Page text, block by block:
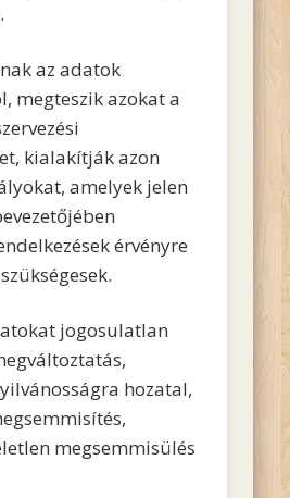
az adatok
megteszik azokat a
kialakítják azon
amelyek jelen
érvényre
jogosulatlan
hozatal,
megsemmisülés